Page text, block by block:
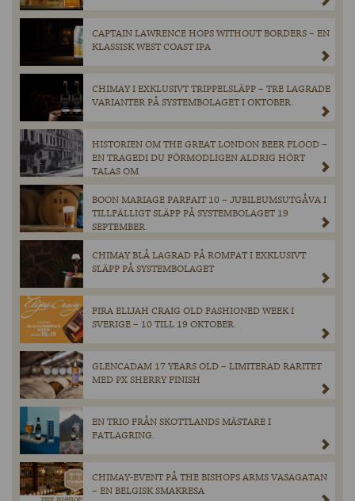
CAPTAIN LAWRENCE HOPS WITHOUT BORDERS – EN
KLASSISK WEST COAST IPA
CHIMAY I EXKLUSIVT TRIPPELSLÄPP – TRE LAGRADE
VARIANTER PÅ SYSTEMBOLAGET I OKTOBER.
HISTORIEN OM THE GREAT LONDON BEER FLOOD –
EN TRAGEDI DU FÖRMODLIGEN ALDRIG HÖRT
TALAS OM
BOON MARIAGE PARFAIT 10 – JUBILEUMSUTGÅVA I
TILLFÄLLIGT SLÄPP PÅ SYSTEMBOLAGET 19
SEPTEMBER.
CHIMAY BLÅ LAGRAD PÅ ROMFAT I EXKLUSIVT
SLÄPP PÅ SYSTEMBOLAGET
FIRA ELIJAH CRAIG OLD FASHIONED WEEK I
SVERIGE – 10 TILL 19 OKTOBER.
GLENCADAM 17 YEARS OLD – LIMITERAD RARITET
MED PX SHERRY FINISH
EN TRIO FRÅN SKOTTLANDS MÄSTARE I
FATLAGRING.
CHIMAY-EVENT PÅ THE BISHOPS ARMS VASAGATAN
– EN BELGISK SMAKRESA